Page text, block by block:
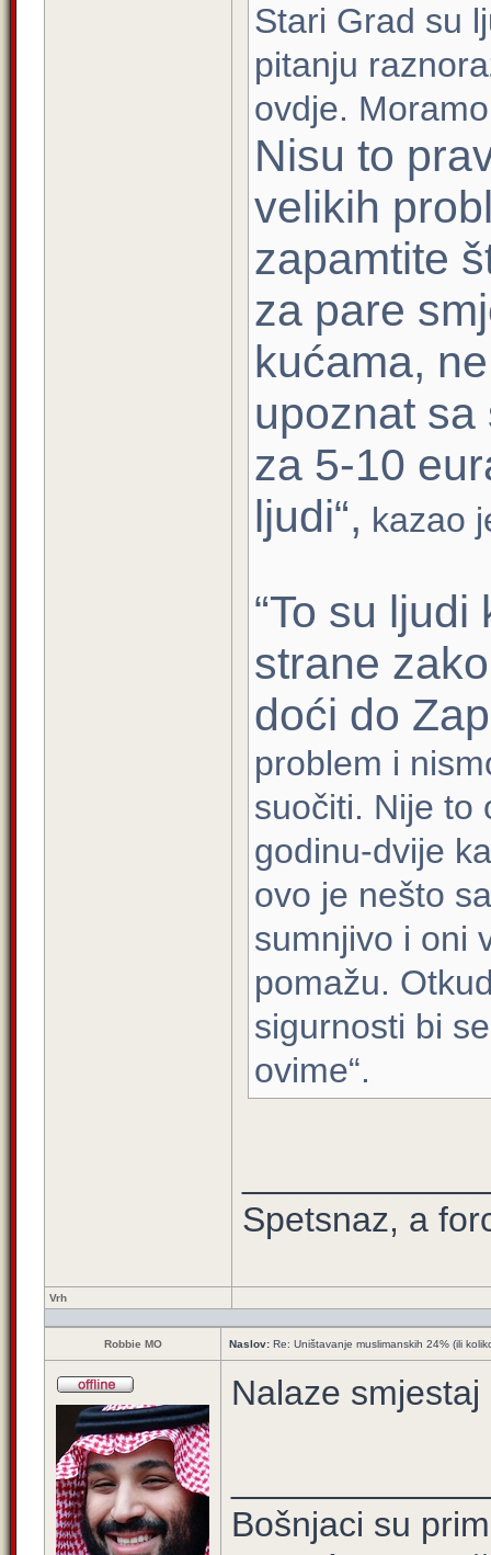
Stari Grad su
pitanju
ovdje.
Nisu to
velikih
zapamtite
za pare
kućama,
upoznat sa
za 5-10
ljudi“, kazao
“To su
strane
doći do
problem i
suočiti. Nije to
godinu-dvije
ovo je nešto
sumnjivo i oni
pomažu.
sigurnosti bi
ovime“.
Spetsnaz, a
Vrh
Robbie MO Naslov: Re: Uništavanje muslimanskih 24% (ili
Nalaze
Bošnjaci su